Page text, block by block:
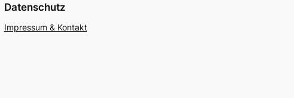
Datenschutz
Impressum & Kontakt